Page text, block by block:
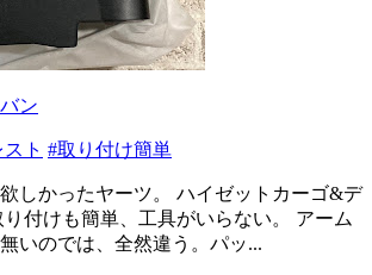
ン
ト #取り付け簡単
しかったヤーツ。 ハイゼットカーゴ&デ
付けも簡単、工具がいらない。 アーム
いのでは、全然違う。パッ...